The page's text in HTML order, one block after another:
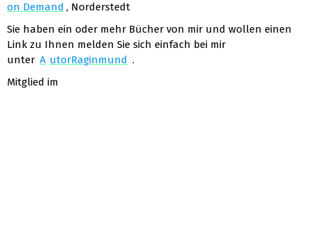
on Demand , Norderstedt
Sie haben ein oder mehr Bücher von mir und wollen einen
Link zu Ihnen melden Sie sich einfach bei mir
unter A utorRaginmund .
Mitglied im